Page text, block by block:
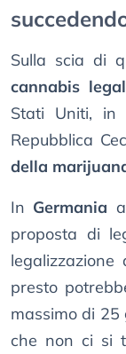
Sulla scia di
cannabis
Stati Uniti, in
Repubblica
della
In Germania
proposta di
presto
massimo di
che non ci si